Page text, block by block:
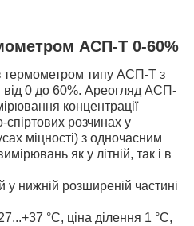
АСП-Т 0-60%
термометром типу АСП-Т з
від 0 до 60%. Ареогляд АСП-
концентрації
розчинах у
міцності) з одночасним
як у літній, так і в
нижній розширеній частині
°C, ціна ділення 1 °C,